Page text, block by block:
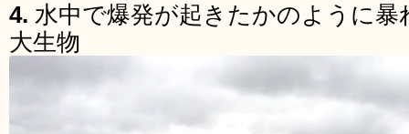
4. 水中で爆発が起きたかのように
大生物